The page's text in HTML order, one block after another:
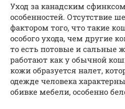
Уход за канадским
особенностей. Отсутствие
фактором того, что такие
особого ухода, чем другие
то есть потовые и сальные
работают как у обычной
кожи образуется налет,
одежде человека
обивке мебели, особенно